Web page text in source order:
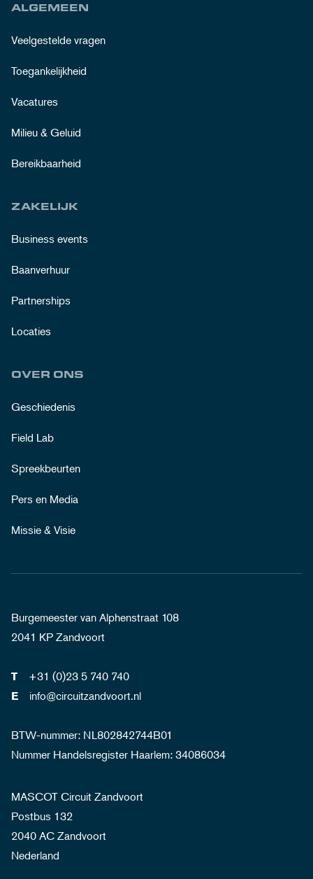
ALGEMEEN
Veelgestelde vragen
Toegankelijkheid
Vacatures
Milieu & Geluid
Bereikbaarheid
ZAKELIJK
Business events
Baanverhuur
Partnerships
Locaties
OVER ONS
Geschiedenis
Field Lab
Spreekbeurten
Pers en Media
Missie & Visie
Burgemeester van Alphenstraat 108
2041 KP Zandvoort
T +31 (0)23 5 740 740
E info@circuitzandvoort.nl
BTW-nummer: NL802842744B01
Nummer Handelsregister Haarlem: 34086034
MASCOT Circuit Zandvoort
Postbus 132
2040 AC Zandvoort
Nederland